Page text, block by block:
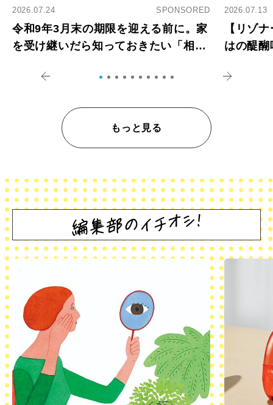
2026.07.24 SPONSORED
令和9年3月末の期限を迎える前に。家
を受け継いだら知っておきたい「相続
2026.07.13
【リゾ
はの醍
もっと見る